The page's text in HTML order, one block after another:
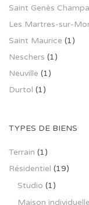
Saint Genès
Les Martres-sur-
Saint Maurice (1)
Neschers (1)
Neuville (1)
Durtol (1)
TYPES DE BIENS
Terrain (1)
Résidentiel (19)
Studio (1)
Maison individuelle